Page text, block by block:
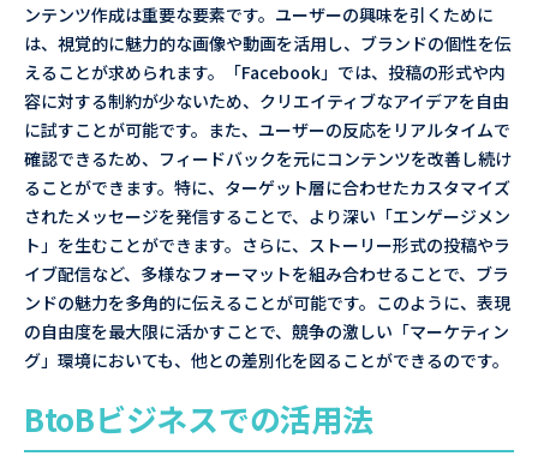
ンテンツ作成は重要な要素です。ユーザーの興味を引くために
は、視覚的に魅力的な画像や動画を活用し、ブランドの個性を伝
えることが求められます。「Facebook」では、投稿の形式や内
容に対する制約が少ないため、クリエイティブなアイデアを自由
に試すことが可能です。また、ユーザーの反応をリアルタイムで
確認できるため、フィードバックを元にコンテンツを改善し続け
ることができます。特に、ターゲット層に合わせたカスタマイズ
されたメッセージを発信することで、より深い「エンゲージメン
ト」を生むことができます。さらに、ストーリー形式の投稿やラ
イブ配信など、多様なフォーマットを組み合わせることで、ブラ
ンドの魅力を多角的に伝えることが可能です。このように、表現
の自由度を最大限に活かすことで、競争の激しい「マーケティン
グ」環境においても、他との差別化を図ることができるのです。
BtoBビジネスでの活用法